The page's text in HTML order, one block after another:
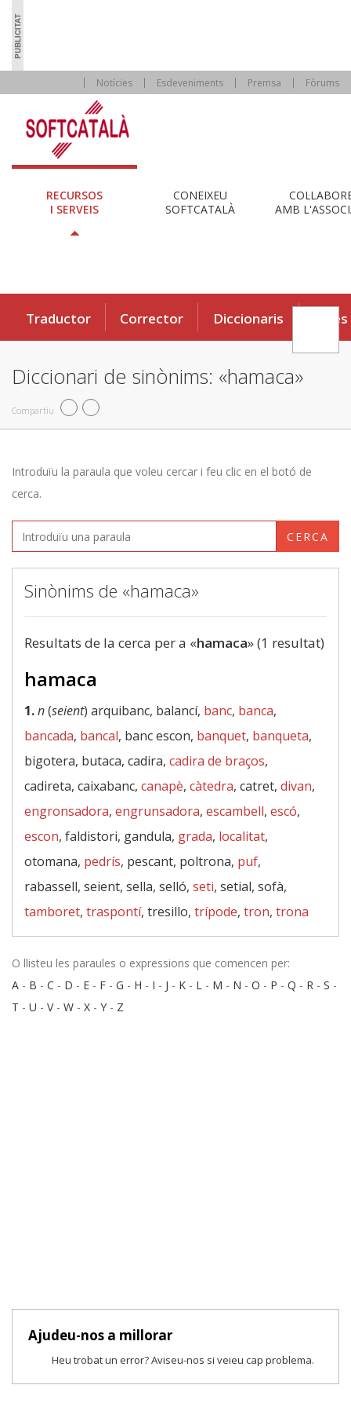
Notícies Esdeveniments Premsa Fòrums
RECURSOS
I SERVEIS
CONEIXEU
SOFTCATALÀ
AMB
Traductor Corrector Diccionaris Eines
Diccionari de sinònims: «hamaca»
Compartiu
Introduïu la paraula que voleu cercar i feu clic en el botó de
cerca.
CERCA
Sinònims de «hamaca»
Resultats de la cerca per a «hamaca» (1 resultat)
hamaca
1.n(seient) arquibanc, balancí, banc, banca,
bancada, bancal, banc escon, banquet, banqueta,
bigotera, butaca, cadira, cadira de braços,
cadireta, caixabanc, canapè, càtedra, catret, divan,
engronsadora, engrunsadora, escambell, escó,
escon, faldistori, gandula, grada, localitat,
otomana, pedrís, pescant, poltrona, puf,
rabassell, seient, sella, selló, seti, setial, sofà,
tamboret, traspontí, tresillo, trípode, tron, trona
O llisteu les paraules o expressions que comencen per:
A - B - C - D - E - F - G - H - I - J - K - L - M - N - O - P - Q - R - S -
T - U - V- W - X - Y - Z
Ajudeu-nos a millorar
Heu trobat un error? Aviseu-nos si veieu cap problema.